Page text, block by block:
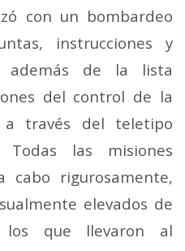
con un bombardeo
instrucciones y
además de la lista
del control de la
a través del teletipo
las misiones
cabo rigurosamente,
elevados de
los que llevaron al